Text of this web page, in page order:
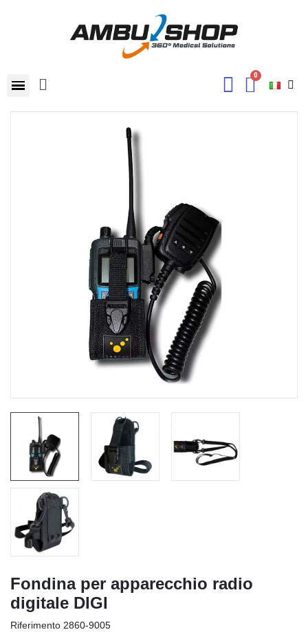
Fondina per apparecchio radio
digitale DIGI
Riferimento 2860-9005